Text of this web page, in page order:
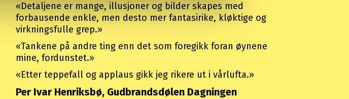
«Detaljene er mange, illusjoner og bilder skapes med
forbausende enkle, men desto mer fantasirike, kløktige og
virkningsfulle grep.»
«Tankene på andre ting enn det som foregikk foran øynene
mine, fordunstet.»
«Etter teppefall og applaus gikk jeg rikere ut i vårlufta.»
Per Ivar Henriksbø, Gudbrandsdølen Dagningen